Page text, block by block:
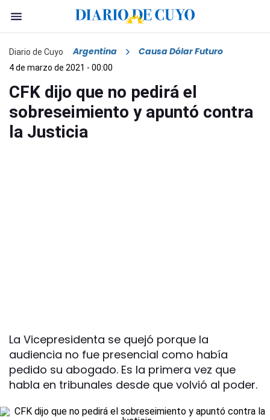
Diario de Cuyo Argentina Causa Dólar Futuro
4 de marzo de 2021 - 00:00
CFK dijo que no pedirá el
sobreseimiento y apuntó contra
la Justicia
La Vicepresidenta se quejó porque la
audiencia no fue presencial como había
pedido su abogado. Es la primera vez que
habla en tribunales desde que volvió al poder.